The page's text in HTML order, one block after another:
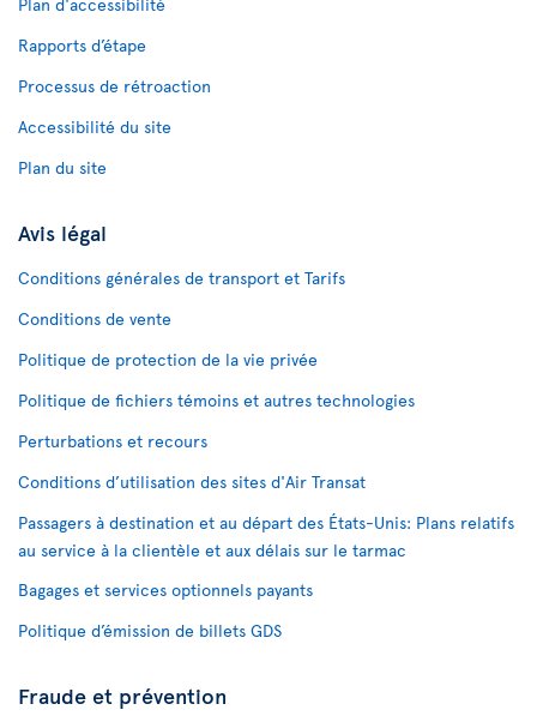
Plan d'accessibilité
Rapports d’étape
Processus de rétroaction
Accessibilité du site
Plan du site
Avis légal
Conditions générales de transport et Tarifs
Conditions de vente
Politique de protection de la vie privée
Politique de fichiers témoins et autres technologies
Perturbations et recours
Conditions d’utilisation des sites d'Air Transat
Passagers à destination et au départ des États-Unis: Plans relatifs
au service à la clientèle et aux délais sur le tarmac
Bagages et services optionnels payants
Politique d’émission de billets GDS
Fraude et prévention